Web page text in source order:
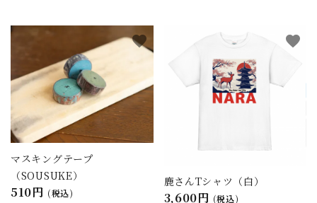
マスキングテープ
（SOUSUKE）
510円 (税込)
favorite
鹿さんTシャツ（白）
3,600円 (税込)
favorite